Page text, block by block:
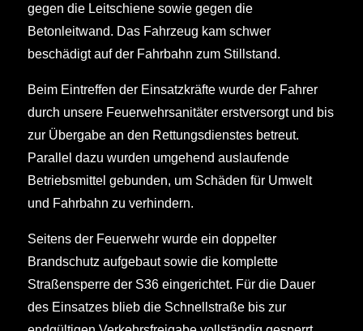
gegen die Leitschiene sowie gegen die
Betonleitwand. Das Fahrzeug kam schwer
beschädigt auf der Fahrbahn zum Stillstand.
Beim Eintreffen der Einsatzkräfte wurde der Fahrer
durch unsere Feuerwehrsanitäter erstversorgt und bis
zur Übergabe an den Rettungsdienstes betreut.
Parallel dazu wurden umgehend auslaufende
Betriebsmittel gebunden, um Schäden für Umwelt
und Fahrbahn zu verhindern.
Seitens der Feuerwehr wurde ein doppelter
Brandschutz aufgebaut sowie die komplette
Straßensperre der S36 eingerichtet. Für die Dauer
des Einsatzes blieb die Schnellstraße bis zur